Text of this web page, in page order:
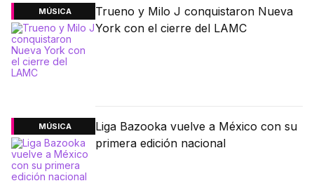
MÚSICA
Trueno y Milo J conquistaron Nueva
York con el cierre del LAMC
MÚSICA
Liga Bazooka vuelve a México con su
primera edición nacional